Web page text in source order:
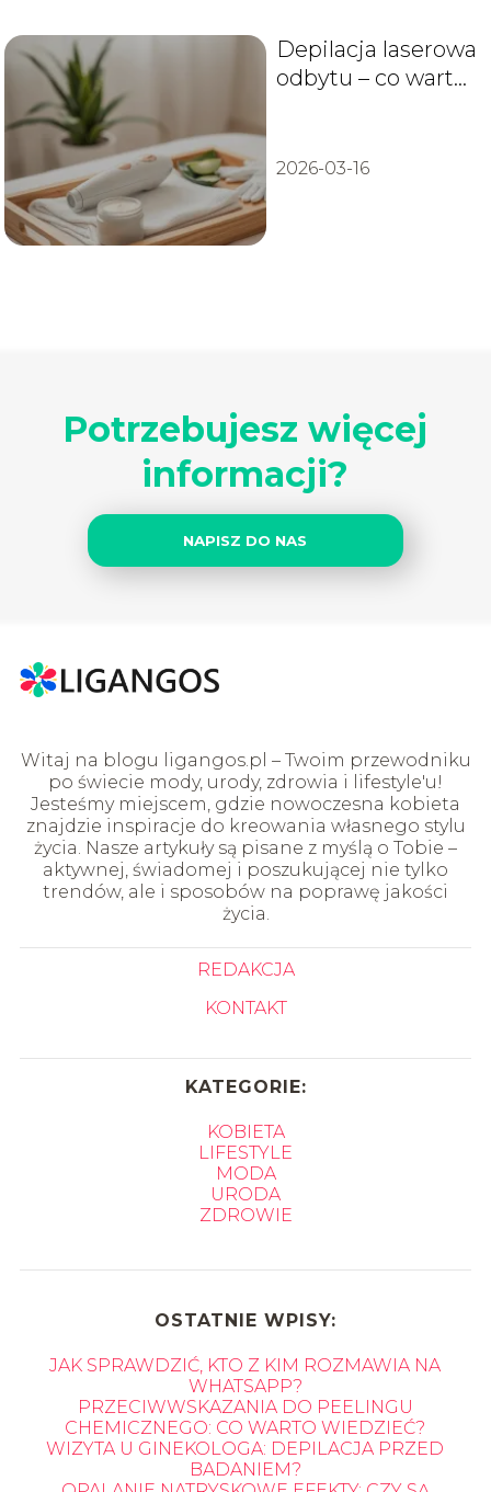
Depilacja laserowa
odbytu – co warto
2026-03-16
Potrzebujesz więcej
informacji?
NAPISZ DO NAS
Witaj na blogu ligangos.pl – Twoim przewodniku
po świecie mody, urody, zdrowia i lifestyle'u!
Jesteśmy miejscem, gdzie nowoczesna kobieta
znajdzie inspiracje do kreowania własnego stylu
życia. Nasze artykuły są pisane z myślą o Tobie –
aktywnej, świadomej i poszukującej nie tylko
trendów, ale i sposobów na poprawę jakości
życia.
REDAKCJA
KONTAKT
KATEGORIE:
KOBIETA
LIFESTYLE
MODA
URODA
ZDROWIE
OSTATNIE WPISY:
JAK SPRAWDZIĆ, KTO Z KIM ROZMAWIA NA
WHATSAPP?
PRZECIWWSKAZANIA DO PEELINGU
CHEMICZNEGO: CO WARTO WIEDZIEĆ?
WIZYTA U GINEKOLOGA: DEPILACJA PRZED
BADANIEM?